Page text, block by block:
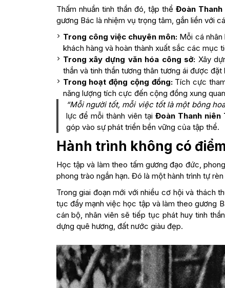
Thấm nhuần tinh thần đó, tập thểĐoàn
gương Bác là nhiệm vụ trọng tâm, gắn liền với
Trong công việc chuyên môn: Mỗi cá
khách hàng và hoàn thành xuất sắc các mục
Trong xây dựng văn hóa công sở: Xây
thắn và tinh thần tương thân tương ái được đặt
Trong hoạt động cộng đồng:Tích cực
năng lượng tích cực đến cộng đồng xung
“Mỗi người tốt, mỗi việc tốt là một bông
lực để mỗi thành viên tại Đoàn Thanh niên
góp vào sự phát triển bền vững của tập thể.
Hành trình không có
Học tập và làm theo tấm gương đạo đức,
phong trào ngắn hạn. Đó là một hành trình tự
Trong giai đoạn mới với nhiều cơ hội và thách
tục đẩy mạnh việc học tập và làm theo gương
cán bộ, nhân viên sẽ tiếp tục phát huy tinh
dựng quê hương, đất nước giàu đẹp.